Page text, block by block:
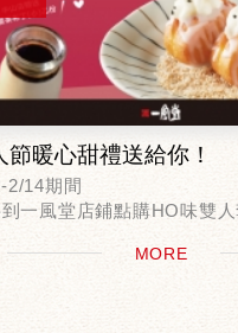
節暖心甜禮送給你！
2/14期間
一風堂店鋪點購HO味雙人
好有愛甜蜜蜜炸包乙份！
山店贈送伯爵茶布丁（小）
MORE